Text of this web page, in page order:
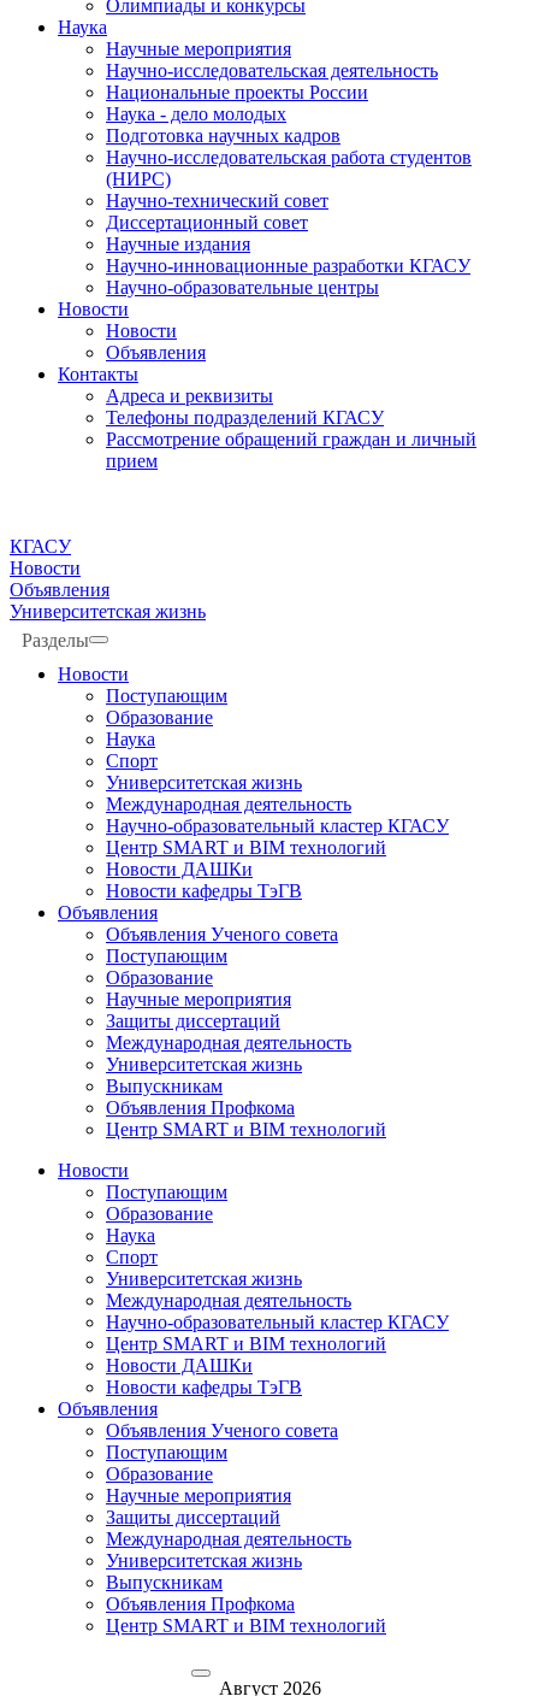
Олимпиады и конкурсы
Наука
Научные мероприятия
Научно-исследовательская деятельность
Национальные проекты России
Наука - дело молодых
Подготовка научных кадров
Научно-исследовательская работа студентов
(НИРС)
Научно-технический совет
Диссертационный совет
Научные издания
Научно-инновационные разработки КГАСУ
Научно-образовательные центры
Новости
Новости
Объявления
Контакты
Адреса и реквизиты
Телефоны подразделений КГАСУ
Рассмотрение обращений граждан и личный
прием
КГАСУ
Новости
Объявления
Университетская жизнь
Разделы
Новости
Поступающим
Образование
Наука
Спорт
Университетская жизнь
Международная деятельность
Научно-образовательный кластер КГАСУ
Центр SMART и BIM технологий
Новости ДАШКи
Новости кафедры ТэГВ
Объявления
Объявления Ученого совета
Поступающим
Образование
Научные мероприятия
Защиты диссертаций
Международная деятельность
Университетская жизнь
Выпускникам
Объявления Профкома
Центр SMART и BIM технологий
Новости
Поступающим
Образование
Наука
Спорт
Университетская жизнь
Международная деятельность
Научно-образовательный кластер КГАСУ
Центр SMART и BIM технологий
Новости ДАШКи
Новости кафедры ТэГВ
Объявления
Объявления Ученого совета
Поступающим
Образование
Научные мероприятия
Защиты диссертаций
Международная деятельность
Университетская жизнь
Выпускникам
Объявления Профкома
Центр SMART и BIM технологий
Август 2026